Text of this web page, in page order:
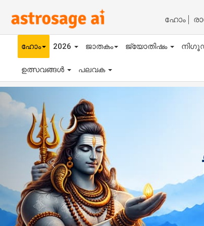
ഹോം
ഹോം 2026 ജാതകം ജ്യോതിഷം
ഉത്സവങ്ങൾ പലവക
Previous